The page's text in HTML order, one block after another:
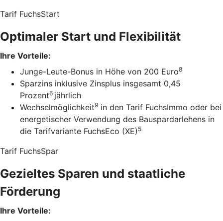
Tarif FuchsStart
Optimaler Start und Flexibilität
Ihre Vorteile:
Junge-Leute-Bonus in Höhe von 200 Euro8
Sparzins inklusive Zinsplus insgesamt 0,45
Prozent6 jährlich
Wechselmöglichkeit9 in den Tarif FuchsImmo oder bei
energetischer Verwendung des Bauspardarlehens in
die Tarifvariante FuchsEco (XE) 5
Tarif FuchsSpar
Gezieltes Sparen und staatliche
Förderung
Ihre Vorteile: